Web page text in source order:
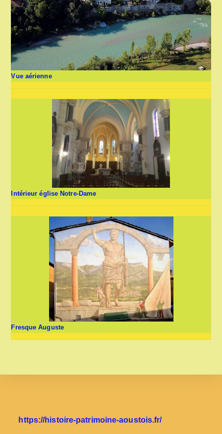
Vue aérienne
Intérieur église Notre-Dame
Fresque Auguste
https://histoire-patrimoine-aoustois.fr/